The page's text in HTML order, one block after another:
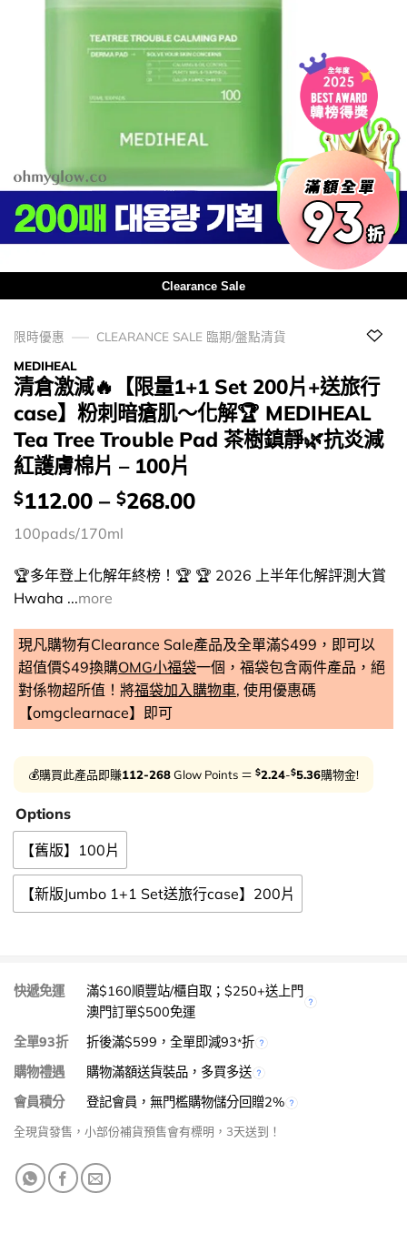
Clearance Sale
限時優惠
CLEARANCE SALE 臨期/盤點清貨
MEDIHEAL
清倉激減🔥【限量1+1 Set 200片+送旅行
case】粉刺暗瘡肌～化解🏆 MEDIHEAL
Tea Tree Trouble Pad 茶樹鎮靜🌿抗炎減
紅護膚棉片 – 100片
價
錢：
$112.00 – $268.00
100pads/170ml
🏆多年登上化解年終榜！🏆 🏆 2026 上半年化解評測大賞
Hwaha ...more
現凡購物有Clearance Sale產品及全單滿$499，即可以
超值價$49換購OMG小福袋一個，福袋包含兩件產品，絕
對係物超所值！將福袋加入購物車, 使用優惠碼
【omgclearnace】即可
💰購買此產品即賺112-268Glow Points ＝ $2.24-$5.36購物金!
Options
【舊版】100片
【新版Jumbo 1+1 Set送旅行case】200片
快遞免運
滿$160順豐站/櫃自取；$250+送上門
澳門訂單$500免運
全單93折
折後滿$599，全單即減93*折
購物禮遇
購物滿額送貨裝品，多買多送
會員積分
登記會員，無門檻購物儲分回贈2%
全現貨發售，小部份補貨預售會有標明，3天送到！